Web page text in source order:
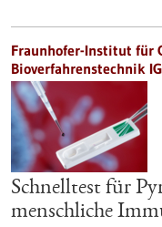
Fraunhofer-Institut für
Bioverfahrenstechnik
Schnelltest für
menschliche